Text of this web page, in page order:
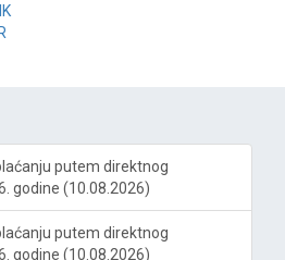
putem direktnog
godine (10.08.2026)
putem direktnog
godine (10.08.2026)